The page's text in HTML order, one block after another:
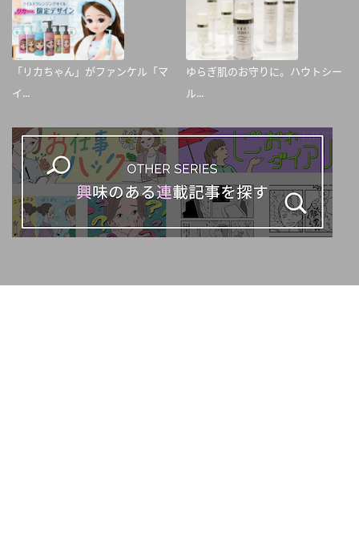
「リカちゃん」がファンケル「マ
イ...
ゆらぎ肌のお守りに。ハウトシー
ル...